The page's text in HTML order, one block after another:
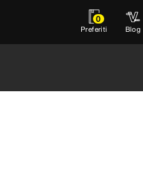
0
Preferiti Blog